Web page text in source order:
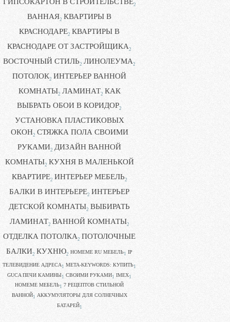
2
ВАННАЯ2 КВАРТИРЫ В
КРАСНОДАРЕ2 КВАРТИРЫ В
КРАСНОДАРЕ ОТ ЗАСТРОЙЩИКА2
ВОСТОЧНЫЙ СТИЛЬ2 ЛИНОЛЕУМА2
ПОТОЛОК2 ИНТЕРЬЕР ВАННОЙ
КОМНАТЫ2 ЛАМИНАТ2 КАК
ВЫБРАТЬ ОБОИ В КОРИДОР2
УСТАНОВКА ПЛАСТИКОВЫХ
ОКОН2 СТЯЖКА ПОЛА СВОИМИ
РУКАМИ2 ДИЗАЙН ВАННОЙ
КОМНАТЫ2 КУХНЯ В МАЛЕНЬКОЙ
КВАРТИРЕ2 ИНТЕРЬЕР МЕБЕЛЬ2
БАЛКИ В ИНТЕРЬЕРЕ2 ИНТЕРЬЕР
ДЕТСКОЙ КОМНАТЫ2 ВЫБИРАТЬ
ЛАМИНАТ2 ВАННОЙ КОМНАТЫ2
ОТДЕЛКА ПОТОЛКА2 ПОТОЛОЧНЫЕ
БАЛКИ2 КУХНЮ2 HOMEME RU МЕБЕЛЬ1 IP
ТЕЛЕВИДЕНИЕ АДРЕСА1 META-KEYWORDS: КУПИТЬ1
GUCA ПЕЧИ КАМИНЫ1 CВОИМИ РУКАМИ1 IMEX1
HOMEME МЕБЕЛЬ1 7 РЕЦЕПТОВ СТИЛЬНОЙ
ВАННОЙ1 АККУМУЛЯТОРЫ ДЛЯ СОЛНЕЧНЫХ
БАТАРЕЙ1